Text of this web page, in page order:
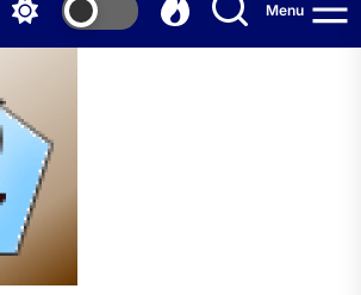
Menu